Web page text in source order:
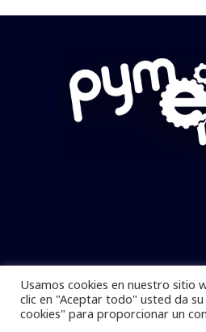
Usamos cookies en nuestro sitio
clic en "Aceptar todo" usted da
cookies" para proporcionar un